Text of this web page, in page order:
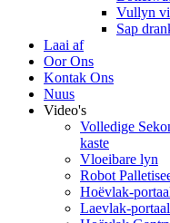
Vullyn
Sap
Laai af
Oor Ons
Kontak Ons
Nuus
Video's
Volledige
kaste
Vloeibare lyn
Robot
Hoëvlak-
Laevlak-